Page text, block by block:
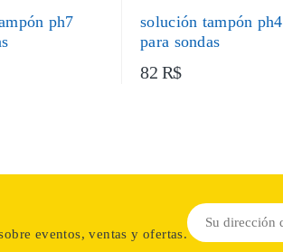
ph7
solución tampón ph4
para sondas
82 R$
eventos, ventas y ofertas.